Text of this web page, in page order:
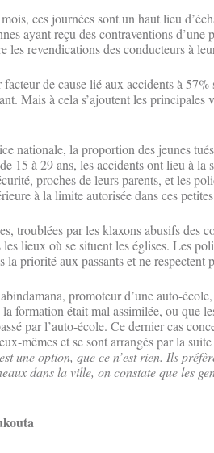
ces journées sont un haut lieu
ayant reçu des contraventions
les revendications des conducteurs à
facteur de cause lié aux accidents à
Mais à cela s’ajoutent les principales
nationale, la proportion des jeunes
15 à 29 ans, les accidents ont lieu à la
proches de leurs parents, et les
à la limite autorisée dans ces
troublées par les klaxons abusifs des
lieux où se situent les églises. Les
la priorité aux passants et ne respectent
promoteur d’une auto-
formation était mal assimilée, ou que
par l’auto-école. Ce dernier cas
mêmes et se sont arrangés par la
une option, que ce n’est rien. Ils
dans la ville, on constate que les